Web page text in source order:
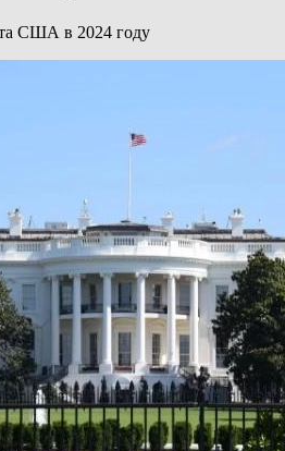
США в 2024 году